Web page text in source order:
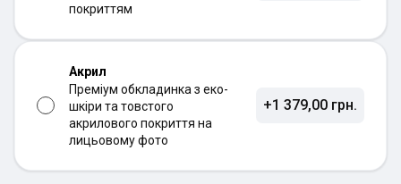
покриттям
Акрил
Преміум обкладинка з еко-
шкіри та товстого
акрилового покриття на
лицьовому фото
+1 379,00 грн.